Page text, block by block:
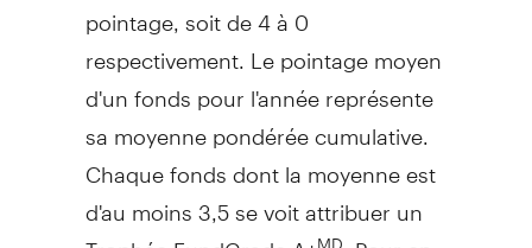
pointage, soit de 4 à 0
respectivement. Le pointage moyen
d'un fonds pour l'année représente
sa moyenne pondérée cumulative.
Chaque fonds dont la moyenne est
d'au moins 3,5 se voit attribuer un
MD